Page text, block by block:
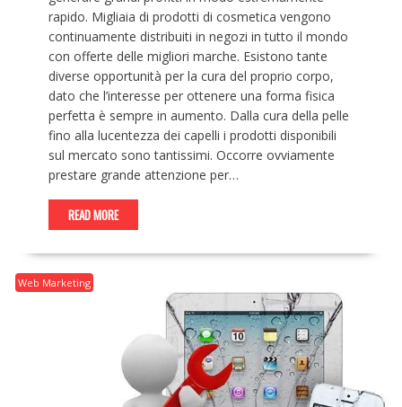
rapido. Migliaia di prodotti di cosmetica vengono
continuamente distribuiti in negozi in tutto il mondo
con offerte delle migliori marche. Esistono tante
diverse opportunità per la cura del proprio corpo,
dato che l’interesse per ottenere una forma fisica
perfetta è sempre in aumento. Dalla cura della pelle
fino alla lucentezza dei capelli i prodotti disponibili
sul mercato sono tantissimi. Occorre ovviamente
prestare grande attenzione per…
READ MORE
Web Marketing